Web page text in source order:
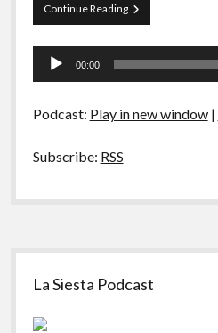
Continue ReadingLa
Siesta
Rosbife,
e
Tocador
00:00
Podcast: Play in new window|
Subscribe: RSS
Sidebar
La Siesta Podcast